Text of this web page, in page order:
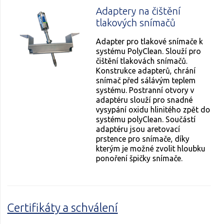
Adaptery na čištění
tlakových snímačů
Adapter pro tlakové snímače k
systému PolyClean. Slouží pro
čištění tlakovách snímačů.
Konstrukce adapterů, chrání
snímač před sálávým teplem
systému. Postranní otvory v
adaptéru slouží pro snadné
vysypání oxidu hlinitého zpět do
systému polyClean. Součástí
adaptéru jsou aretovací
prstence pro snímače, díky
kterým je možné zvolit hloubku
ponoření špičky snímače.
Certifikáty a schválení